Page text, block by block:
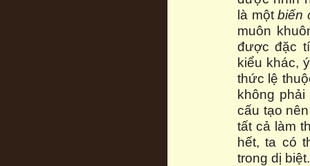
là mộtbiến
muôn
được đặc
kiểu khác,
thức lệ
không
cấu tạo
tất cả làm
hết, ta có
trong dị biệt.